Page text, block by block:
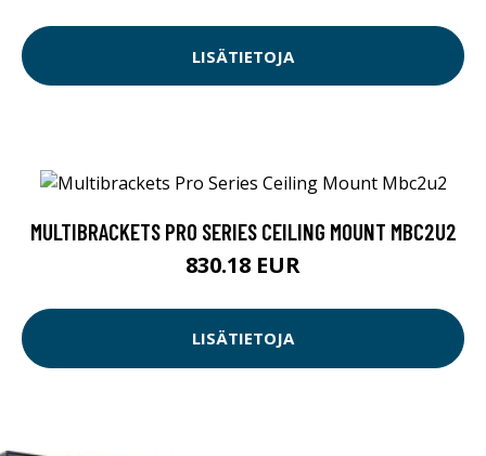
LISÄTIETOJA
MULTIBRACKETS PRO SERIES CEILING MOUNT MBC2U2
830.18 EUR
LISÄTIETOJA